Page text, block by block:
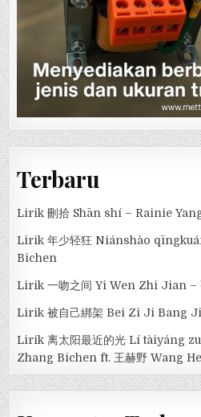
Terbaru
Lirik 刪拾 Shān shí – Rainie
Lirik 年少轻狂 Niánshào
Bichen
Lirik 一吻之间 Yi Wen Zhi Jian –
Lirik 被自己綁架 Bei Zi Ji Bang
Lirik 离太阳最近的光 Lí tàiyáng
Zhang Bichen ft. 王赫野 Wang